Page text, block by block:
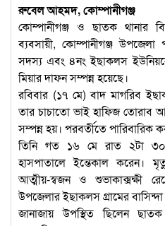
রুবেল আহমদ, কোম্পানীগঞ্জ
কোম্পানীগঞ্জ ও ছাতক থানার
ব্যবসায়ী, কোম্পানীগঞ্জ
সদস্য এবং ৪নং ইছাকলস
মিয়ার দাফন সম্পন্ন হয়েছে।
রবিবার (১৭ মে) বাদ মাগরিব
তার চাচাতো ভাই হাফিজ তোরাব
সম্পন্ন হয়। পরবর্তীতে পারিবারিক
তিনি গত ১৬ মে রাত ২টা ৩০
হাসপাতালে ইন্তেকাল করেন।
আত্মীয়-স্বজন ও শুভাকাক্সক্ষী
উপজেলার ইছাকলস গ্রামের
জানাজায় উপস্থিত ছিলেন